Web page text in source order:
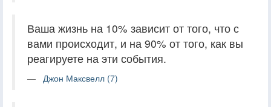
Ваша жизнь на 10% зависит от того, что с
вами происходит, и на 90% от того, как вы
реагируете на эти события.
Джон Максвелл (7)